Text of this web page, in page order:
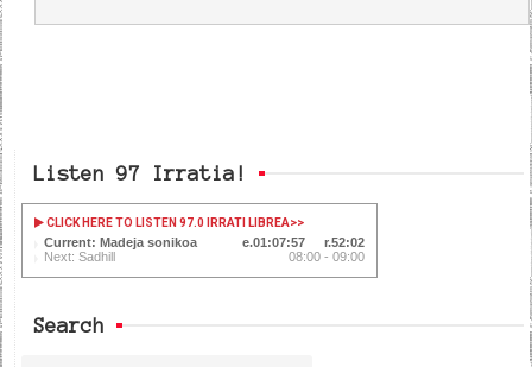
Listen 97 Irratia!
CLICK HERE TO LISTEN 97.0 IRRATI LIBREA>>
Current: Madeja sonikoa 01:07:58
52:01
Next: Sadhill
08:00 - 09:00
Search